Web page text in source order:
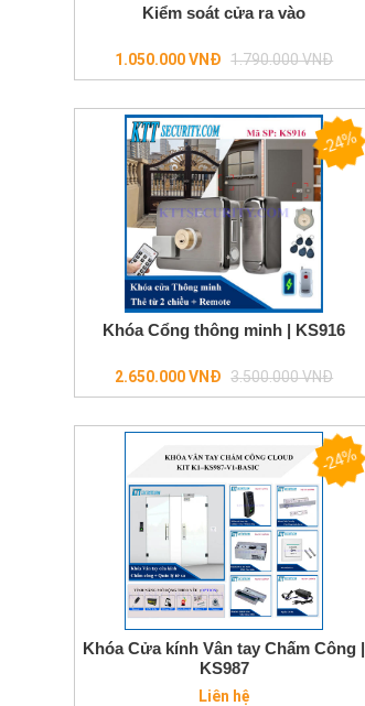
hình
Kiểm soát cửa ra vào
1.050.000 VNĐ Regular
price
1.790.000 VNĐ
-24%
Khóa Cổng thông minh | KS916
2.650.000 VNĐ Regular
price
3.500.000 VNĐ
-24%
Khóa Cửa kính Vân tay Chấm Công |
KS987
Liên hệ